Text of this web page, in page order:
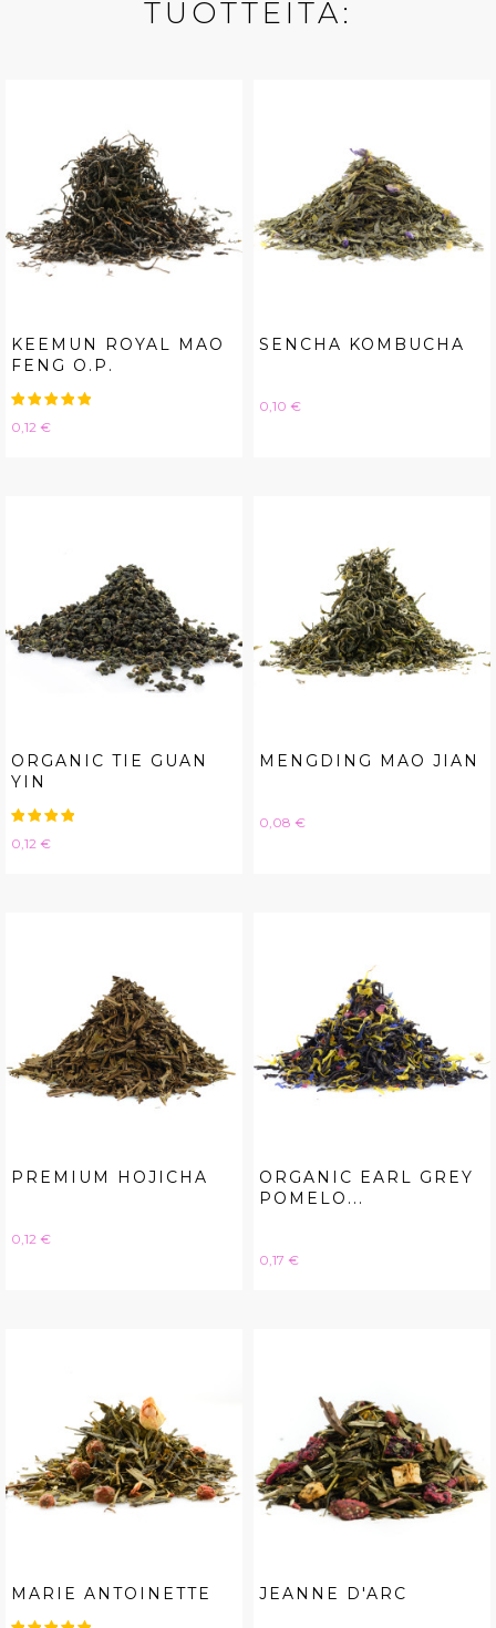
TUOTTEITA:
KEEMUN ROYAL MAO
FENG O.P.
Hinta
0,12 €
SENCHA KOMBUCHA
Hinta
0,10 €
ORGANIC TIE GUAN
YIN
Hinta
0,12 €
MENGDING MAO JIAN
Hinta
0,08 €
PREMIUM HOJICHA
Hinta
0,12 €
ORGANIC EARL GREY
POMELO...
Hinta
0,17 €
MARIE ANTOINETTE JEANNE D'ARC